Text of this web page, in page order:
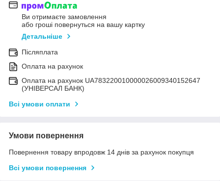
Ви отримаєте замовлення
або гроші повернуться на вашу картку
Детальніше
Післяплата
Оплата на рахунок
Оплата на рахунок UA783220010000026009340152647
(УНІВЕРСАЛ БАНК)
Всі умови оплати
Умови повернення
Повернення товару впродовж 14 днів за рахунок покупця
Всі умови повернення